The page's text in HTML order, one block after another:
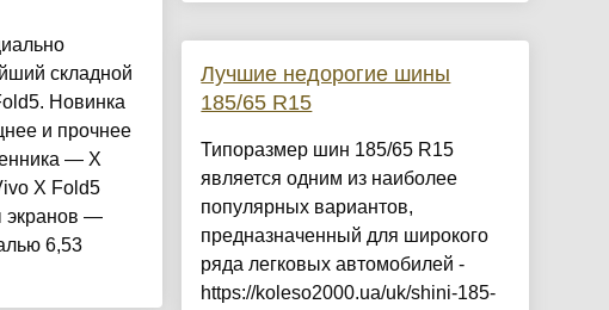
складной
Новинка
и прочнее
— X
X Fold5
экранов —
6,53
Лучшие недорогие шины
185/65 R15
Типоразмер шин 185/65 R15
является одним из наиболее
популярных вариантов,
предназначенный для широкого
ряда легковых автомобилей -
https://koleso2000.ua/uk/shini-185-